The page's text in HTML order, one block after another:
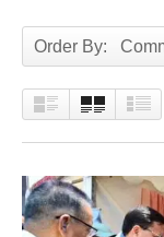
Order By: